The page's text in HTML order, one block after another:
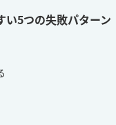
い5つの失敗パターン